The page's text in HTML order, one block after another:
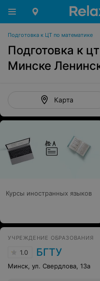
Подготовка к ЦТ по математике
Подготовка к
Минске
Карта
Курсы иностранных языков
УЧРЕЖДЕНИЕ ОБРАЗОВАНИЯ
1.0 БГТУ
Минск, ул. Свердлова, 13а